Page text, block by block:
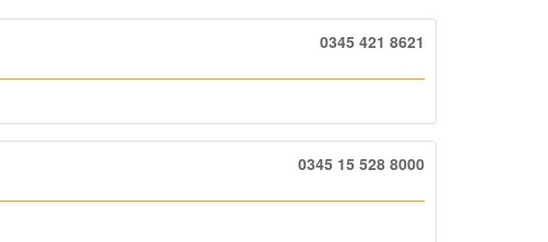
0345 421 8621
0345 15 528 8000